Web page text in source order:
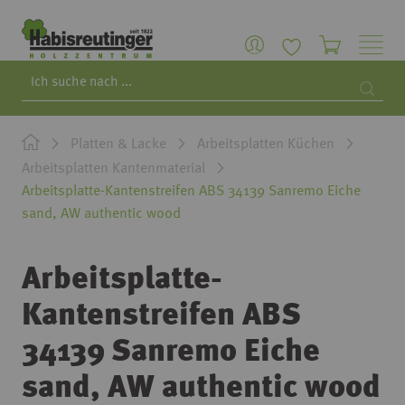
Platten & Lacke
Arbeitsplatten Küchen
Arbeitsplatten Kantenmaterial
Arbeitsplatte-Kantenstreifen ABS 34139 Sanremo Eiche
sand, AW authentic wood
Arbeitsplatte-
Kantenstreifen ABS
34139 Sanremo Eiche
sand, AW authentic wood